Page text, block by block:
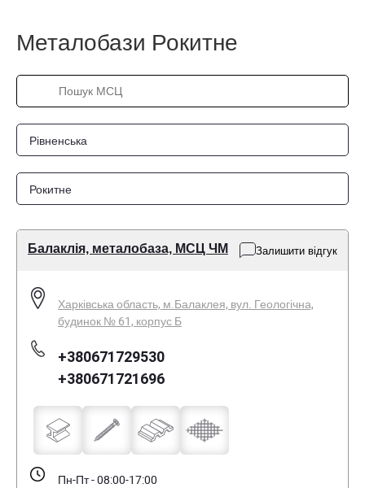
Металобази Рокитне
Рівненська
Рокитне
Балаклія, металобаза, МСЦ ЧМ Залишити відгук
Харківська область, м.Балаклея, вул. Геологічна,
будинок № 61, корпус Б
+380671729530
+380671721696
Пн-Пт - 08:00-17:00